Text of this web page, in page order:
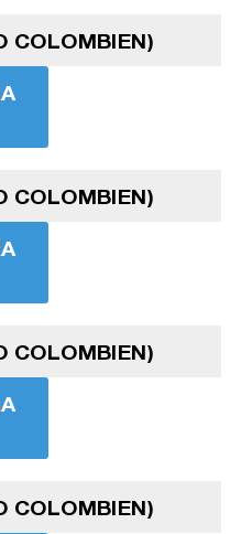
COLOMBIEN)
COLOMBIEN)
COLOMBIEN)
COLOMBIEN)